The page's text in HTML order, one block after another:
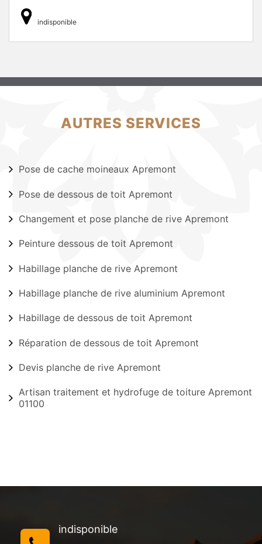
indisponible
AUTRES SERVICES
Pose de cache moineaux Apremont
Pose de dessous de toit Apremont
Changement et pose planche de rive Apremont
Peinture dessous de toit Apremont
Habillage planche de rive Apremont
Habillage planche de rive aluminium Apremont
Habillage de dessous de toit Apremont
Réparation de dessous de toit Apremont
Devis planche de rive Apremont
Artisan traitement et hydrofuge de toiture Apremont
01100
indisponible